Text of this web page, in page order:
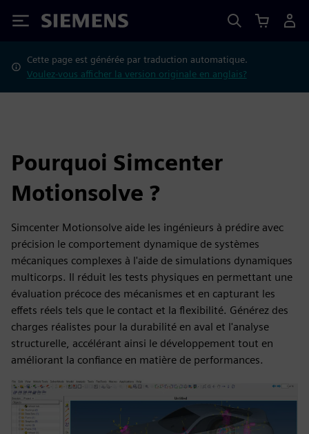
Siemens
Cette page est générée par traduction automatique.
Voulez-vous afficher la version originale en anglais?
Pourquoi Simcenter
Motionsolve ?
Simcenter Motionsolve aide les ingénieurs à prédire avec
précision le comportement dynamique de systèmes
mécaniques complexes à l'aide de simulations dynamiques
multicorps. Il réduit les tests physiques en permettant une
évaluation précoce des mécanismes et en capturant les
effets réels tels que le contact et la flexibilité. Générez des
charges réalistes pour la durabilité en aval et l'analyse
structurelle, accélérant ainsi le développement tout en
améliorant la confiance en matière de performances.